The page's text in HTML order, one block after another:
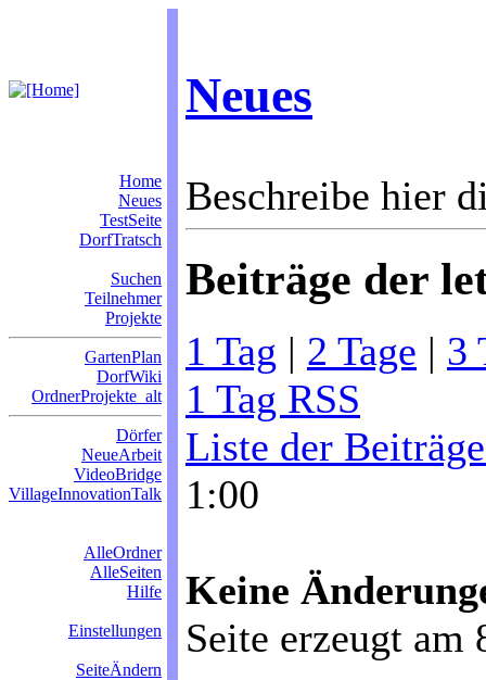
Neues
Home
Neues
TestSeite
DorfTratsch
Suchen
Teilnehmer
Projekte
GartenPlan
DorfWiki
OrdnerProjekte_alt
Dörfer
NeueArbeit
VideoBridge
VillageInnovationTalk
AlleOrdner
AlleSeiten
Hilfe
Einstellungen
SeiteÄndern
Beschreibe hier
Beiträge der
1 Tag | 2 Tage | 3
1 Tag RSS
Liste der
1:00
Keine
Seite erzeugt am